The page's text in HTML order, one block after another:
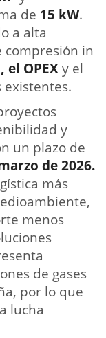
de 15 kW.
a alta
compresión in
el OPEXy el
y
un plazo de
de 2026.
más
menos
de gases
por lo que
lucha